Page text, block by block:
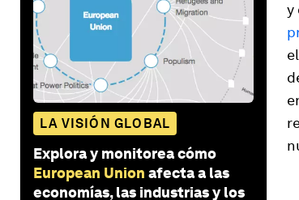
LA VISIÓN GLOBAL
Explora y monitorea cómo
European Union afecta a las
economías, las industrias y los
y